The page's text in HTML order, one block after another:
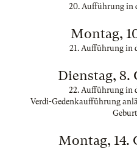
20. Aufführung in
Montag,
21. Aufführung in
Dienstag, 8.
22. Aufführung in
Verdi-Gedenkaufführung
Montag, 14.